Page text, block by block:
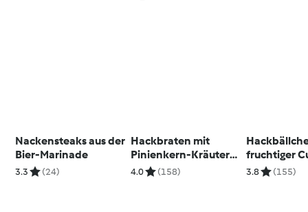
Nackensteaks aus der
Bier-Marinade
3.3 (24)
Hackbraten mit
Pinienkern-Kräuter-
Kruste und
4.0 (158)
fruchtiger
mit Reis
3.8 (155)